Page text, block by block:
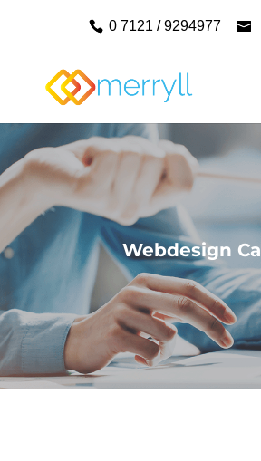
0 7121 / 9294977
Webdesign